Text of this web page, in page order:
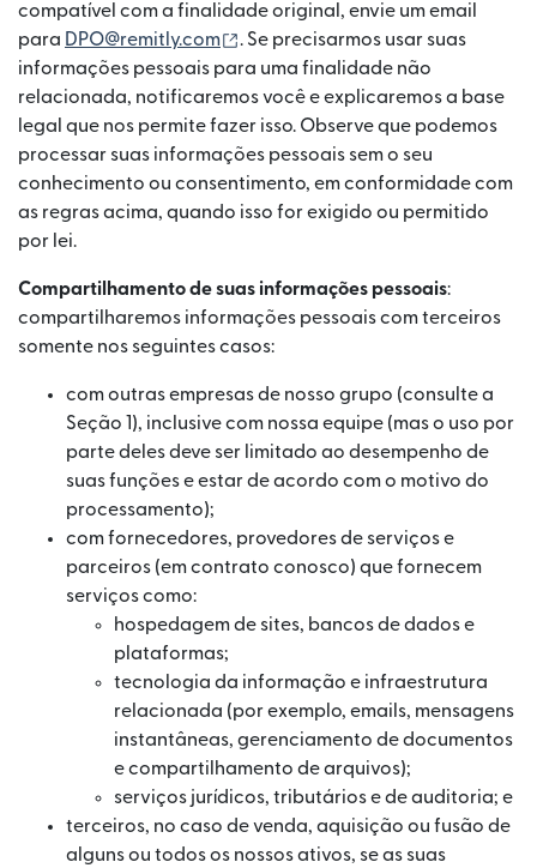
compatível com a finalidade original, envie um email
para DPO@remitly.com (abre em uma nova janela)
. Se precisarmos usar suas
informações pessoais para uma finalidade não
relacionada, notificaremos você e explicaremos a base
legal que nos permite fazer isso. Observe que podemos
processar suas informações pessoais sem o seu
conhecimento ou consentimento, em conformidade com
as regras acima, quando isso for exigido ou permitido
por lei.
Compartilhamento de suas informações pessoais:
compartilharemos informações pessoais com terceiros
somente nos seguintes casos:
com outras empresas de nosso grupo (consulte a
Seção 1), inclusive com nossa equipe (mas o uso por
parte deles deve ser limitado ao desempenho de
suas funções e estar de acordo com o motivo do
processamento);
com fornecedores, provedores de serviços e
parceiros (em contrato conosco) que fornecem
serviços como:
hospedagem de sites, bancos de dados e
plataformas;
tecnologia da informação e infraestrutura
relacionada (por exemplo, emails, mensagens
instantâneas, gerenciamento de documentos
e compartilhamento de arquivos);
serviços jurídicos, tributários e de auditoria; e
terceiros, no caso de venda, aquisição ou fusão de
alguns ou todos os nossos ativos, se as suas